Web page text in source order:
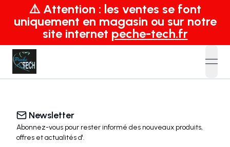
⚠️ Attention : les ventes se font
uniquement en magasin ou sur notre
site internet peche-tech.fr
Newsletter
Abonnez-vous pour rester informé des nouveaux produits,
offres et actualitésd'.